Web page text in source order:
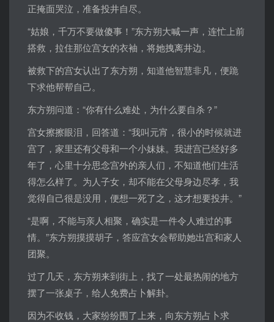
正掩面哭泣，准备投井自尽。
“姑娘，千万不要做傻事！”东方朔大喊一声，连忙上前
搭救，拉住那位宫女的衣袖，将她拽离井边。
被救下的宫女认出了东方朔，知道他智慧非凡，便跪
下求他帮帮自己。
东方朔问道：“你有什么难处，为什么要自杀？”
宫女擦擦眼泪，回答道：“我叫元宵，很小的时候就进
宫了，家里还有父母和一个小妹妹。我进宫已经好多
年了，心里十分思念宫外的亲人们，不知道他们生活
得怎么样了。为人子女，却不能在父母身边尽孝，我
觉得自己很是没用，便想一死了之，这才想要投井。”
“是啊，不能与亲人相聚，确实是一件令人难过的事
情。”东方朔摸摸胡子，答应宫女会帮助她出宫和家人
团聚。
过了几天，东方朔来到街上，找了一处最热闹的地方
摆了一张桌子，给人免费占卜解卦。
因为不收钱，大家纷纷围了上来，向东方朔占卜求